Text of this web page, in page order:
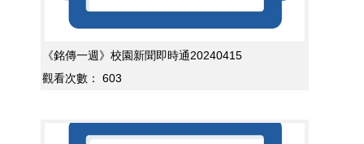
《銘傳一週》校園新聞即時通20240415
觀看次數：
603